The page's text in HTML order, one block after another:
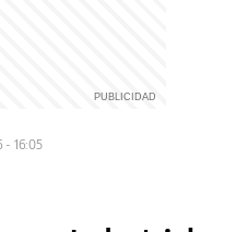
- 16:05